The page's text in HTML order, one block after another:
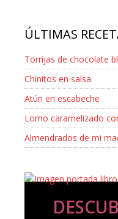
ÚLTIMAS
Torrijas de chocolate
Chinitos en salsa
Atún en escabeche
Lomo caramelizado
Almendrados de mi